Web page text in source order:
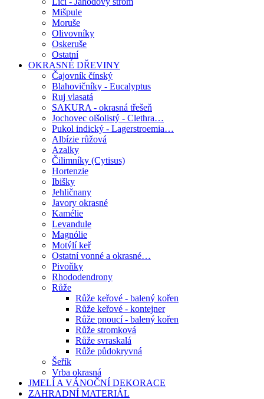
Mišpule
Moruše
Olivovníky
Oskeruše
Ostatní
OKRASNÉ DŘEVINY
Čajovník čínský
Blahovičníky - Eucalyptus
Ruj vlasatá
SAKURA - okrasná třešeň
Jochovec olšolistý - Clethra…
Pukol indický - Lagerstroemia…
Albízie růžová
Azalky
Čilimníky (Cytisus)
Hortenzie
Ibišky
Jehličnany
Javory okrasné
Kamélie
Levandule
Magnólie
Motýlí keř
Ostatní vonné a okrasné…
Pivoňky
Rhododendrony
Růže
Růže keřové - balený kořen
Růže keřové - kontejner
Růže pnoucí - balený kořen
Růže stromková
Růže svraskalá
Růže půdokryvná
Šeřík
Vrba okrasná
JMELÍ A VÁNOČNÍ DEKORACE
ZAHRADNÍ MATERIÁL